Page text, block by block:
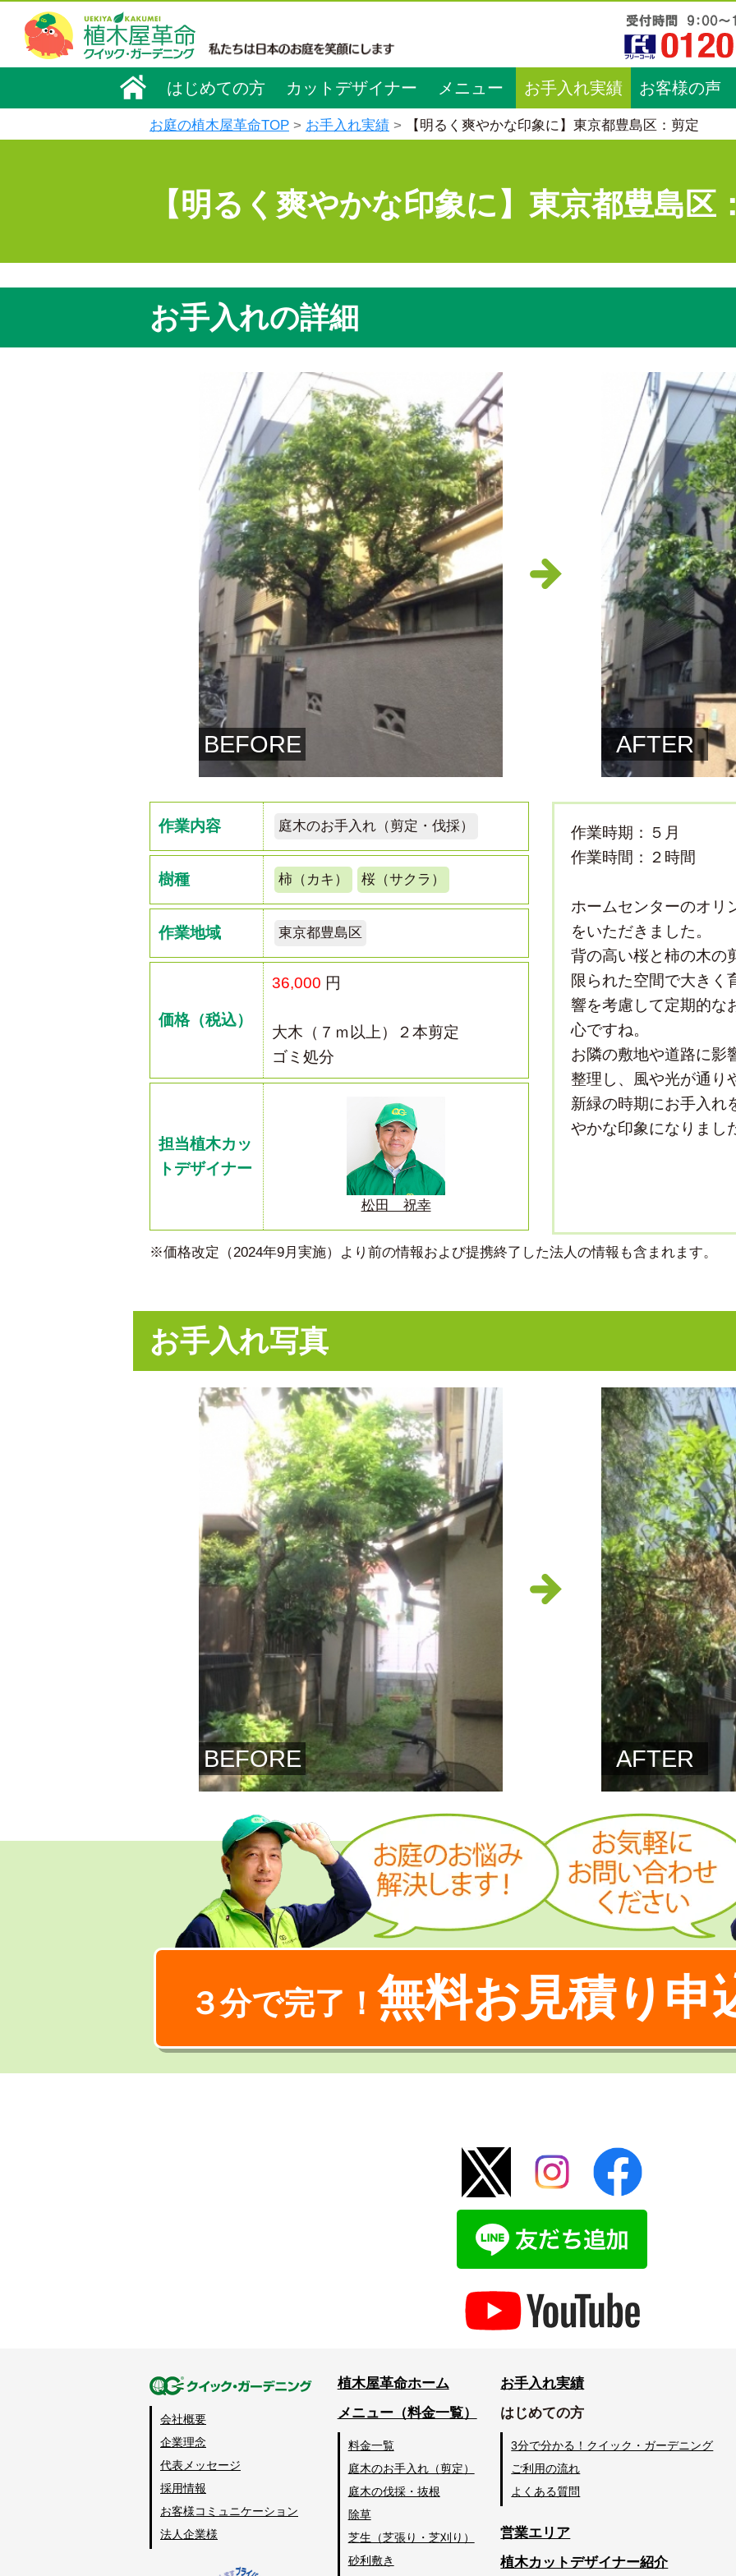
はじめての方 カットデザイナー メニュー お手入れ実績 お客様の声
お庭の植木屋革命TOP お手入れ実績 【明るく爽やかな印象に】東京都豊島区：剪定
【明るく爽やかな印象に】東京都豊島区
お手入れの詳細
BEFORE AFTER
作業内容 庭木のお手入れ（剪定・伐採）
樹種 柿（カキ） 桜（サクラ）
作業地域 東京都豊島区
価格（税込）
36,000 円
大木（７ｍ以上）２本剪定
ゴミ処分
担当植木カッ
トデザイナー
松田 祝幸
作業時期：５月
作業時間：２時間
ホームセンターのオリ
をいただきました。
背の高い桜と柿の木の
限られた空間で大きく
響を考慮して定期的な
心ですね。
お隣の敷地や道路に影
整理し、風や光が通り
新緑の時期にお手入れ
やかな印象になりまし
※価格改定（2024年9月実施）より前の情報および提携終了した法人の情報も含まれます。
お手入れ写真
BEFORE AFTER
３分で完了！ 無料お見積り申
会社概要
企業理念
代表メッセージ
採用情報
お客様コミュニケーション
法人企業様
植木屋革命ホーム
メニュー（料金一覧）
料金一覧
庭木のお手入れ（剪定）
庭木の伐採・抜根
除草
芝生（芝張り・芝刈り）
砂利敷き
お手入れ実績
はじめての方
3分で分かる！クイック・ガーデニング
ご利用の流れ
よくある質問
営業エリア
植木カットデザイナー紹介